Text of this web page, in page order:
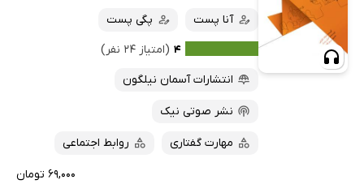
آنا پست
پگی پست
۴ (امتیاز ۲۴ نفر)
انتشارات آسمان نیلگون
نشر صوتی نیک
مهارت گفتاری روابط اجتماعی
۶۹,۰۰۰ تومان